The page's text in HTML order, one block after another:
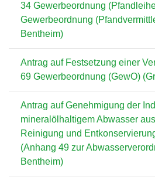
34 Gewerbeordnung
Gewerbeordnung
Bentheim)
Antrag auf Festsetzung einer
69 Gewerbeordnung (GewO)
Antrag auf Genehmigung der
mineralölhaltigem Abwasser
Reinigung und
(Anhang 49 zur
Bentheim)